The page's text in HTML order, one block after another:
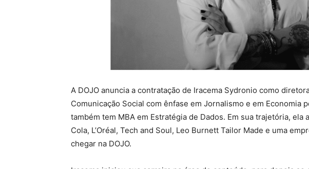
A DOJO anuncia a contratação de Iracema Sydronio como
Comunicação Social com ênfase em Jornalismo e em Economia
também tem MBA em Estratégia de Dados. Em sua trajetória, ela
Cola, L’Oréal, Tech and Soul, Leo Burnett Tailor Made e uma
chegar na DOJO.